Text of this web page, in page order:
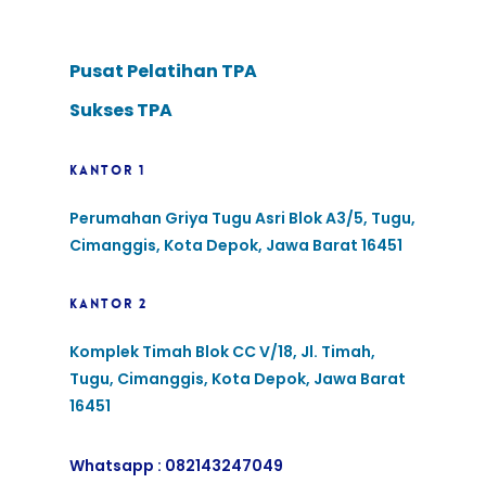
Pusat Pelatihan TPA
Sukses TPA
KANTOR 1
Perumahan Griya Tugu Asri Blok A3/5, Tugu,
Cimanggis, Kota Depok, Jawa Barat 16451
KANTOR 2
Komplek Timah Blok CC V/18, Jl. Timah,
Tugu, Cimanggis, Kota Depok, Jawa Barat
16451
Whatsapp : 082143247049